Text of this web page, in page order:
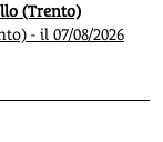
(Trento)
- il 07/08/2026